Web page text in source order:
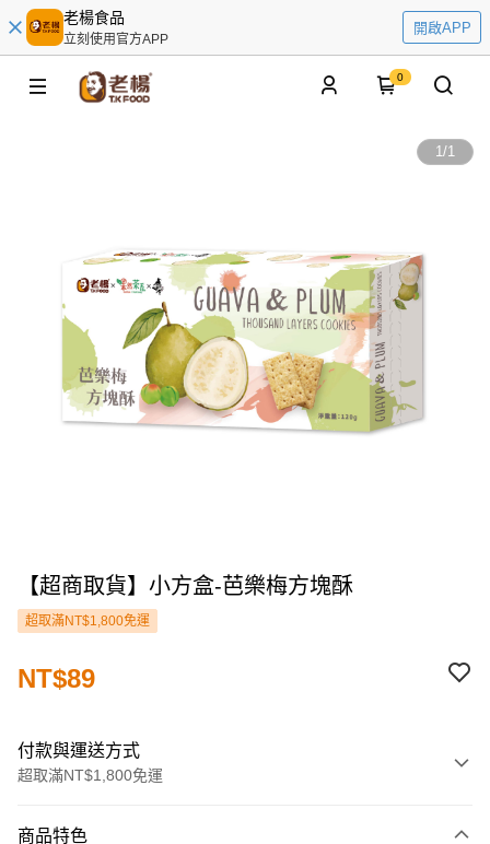
老楊食品
立刻使用官方APP
開啟APP
0
1/1
【超商取貨】小方盒-芭樂梅方塊酥
超取滿NT$1,800免運
NT$89
付款與運送方式
超取滿NT$1,800免運
商品特色